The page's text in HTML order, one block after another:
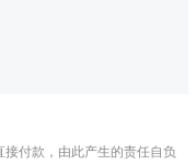
付款，由此产生的责任自负